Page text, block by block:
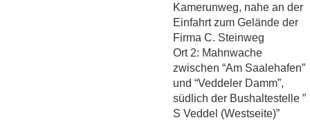
Kamerunweg, nahe an der
Einfahrt zum Gelände der
Firma C. Steinweg
Ort 2: Mahnwache
zwischen “Am Saalehafen”
und “Veddeler Damm”,
südlich der Bushaltestelle ”
S Veddel (Westseite)”